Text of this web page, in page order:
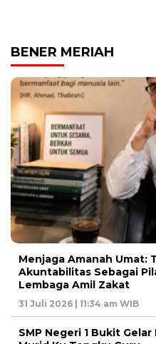
BENER MERIAH
Menjaga Amanah Umat:
Akuntabilitas Sebagai
Lembaga Amil Zakat
31 Juli 2026 | 11:34 am WIB
SMP Negeri 1 Bukit